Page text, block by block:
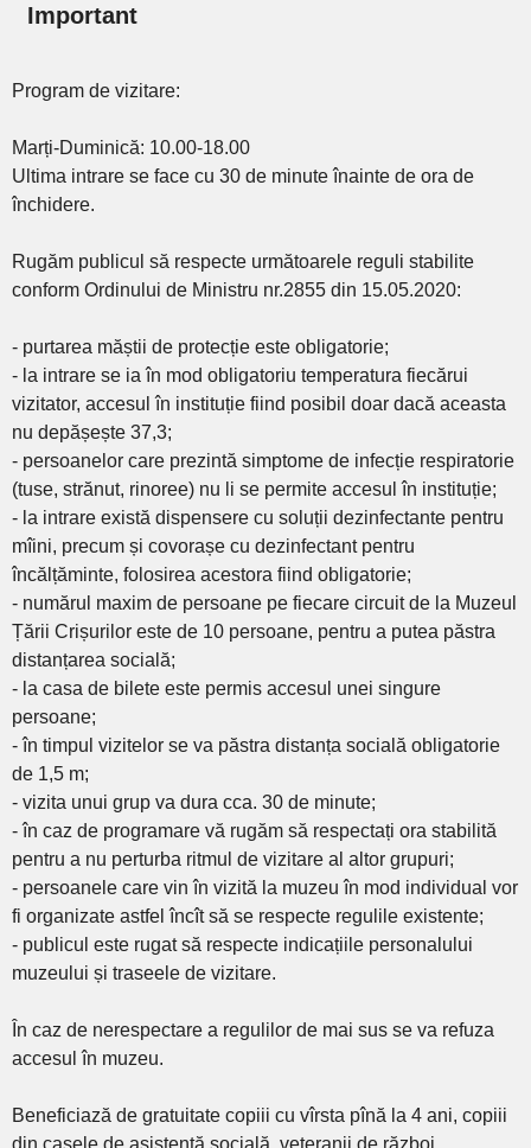
Important
Program de vizitare:
Marți-Duminică: 10.00-18.00
Ultima intrare se face cu 30 de minute înainte de ora de
închidere.
Rugăm publicul să respecte următoarele reguli stabilite
conform Ordinului de Ministru nr.2855 din 15.05.2020:
- purtarea măștii de protecție este obligatorie;
- la intrare se ia în mod obligatoriu temperatura fiecărui
vizitator, accesul în instituție fiind posibil doar dacă aceasta
nu depășește 37,3;
- persoanelor care prezintă simptome de infecție respiratorie
(tuse, strănut, rinoree) nu li se permite accesul în instituție;
- la intrare există dispensere cu soluții dezinfectante pentru
mîini, precum și covorașe cu dezinfectant pentru
încălțăminte, folosirea acestora fiind obligatorie;
- numărul maxim de persoane pe fiecare circuit de la Muzeul
Țării Crișurilor este de 10 persoane, pentru a putea păstra
distanțarea socială;
- la casa de bilete este permis accesul unei singure
persoane;
- în timpul vizitelor se va păstra distanța socială obligatorie
de 1,5 m;
- vizita unui grup va dura cca. 30 de minute;
- în caz de programare vă rugăm să respectați ora stabilită
pentru a nu perturba ritmul de vizitare al altor grupuri;
- persoanele care vin în vizită la muzeu în mod individual vor
fi organizate astfel încît să se respecte regulile existente;
- publicul este rugat să respecte indicațiile personalului
muzeului și traseele de vizitare.
În caz de nerespectare a regulilor de mai sus se va refuza
accesul în muzeu.
Beneficiază de gratuitate copiii cu vîrsta pînă la 4 ani, copiii
din casele de asistență socială, veteranii de război,